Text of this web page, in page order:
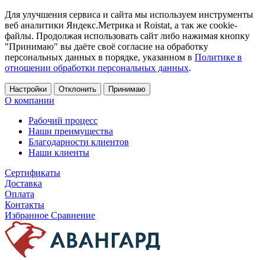
Для улучшения сервиса и сайта мы используем инструменты
веб аналитики Яндекс.Метрика и Roistat, а так же cookie-
файлы. Продолжая использовать сайт либо нажимая кнопку
"Принимаю" вы даёте своё согласие на обработку
персональных данных в порядке, указанном в Политике в
отношении обработки персональных данных.
Настройки Отклонить Принимаю
О компании
Рабочий процесс
Наши преимущества
Благодарности клиентов
Наши клиенты
Сертификаты
Доставка
Оплата
Контакты
Избранное Сравнение